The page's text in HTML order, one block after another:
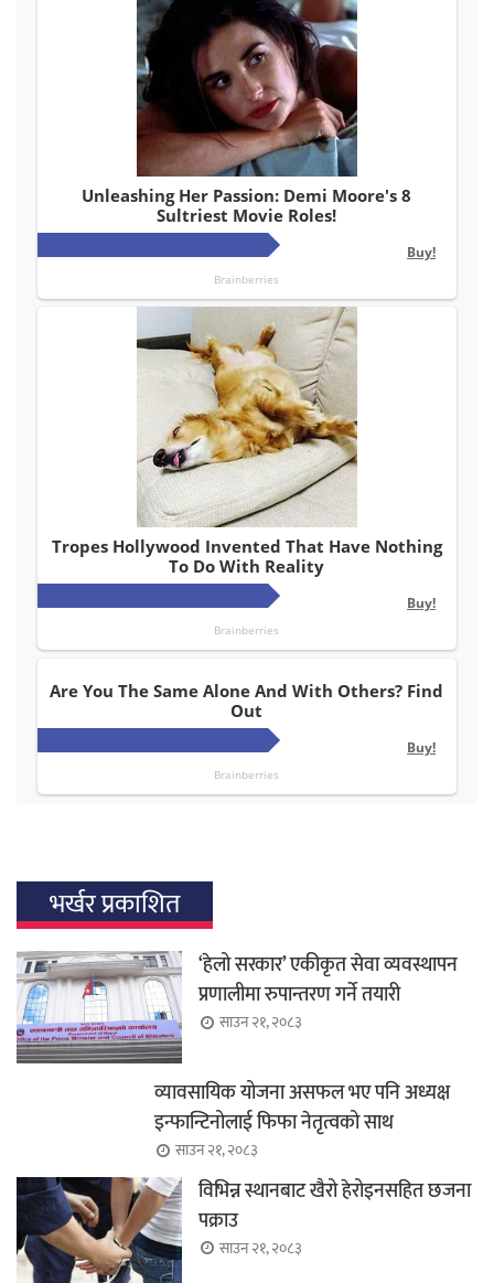
भर्खर प्रकाशित
‘हेलो सरकार’ एकीकृत सेवा व्यवस्थापन
प्रणालीमा रुपान्तरण गर्ने तयारी
साउन २१, २०८३
व्यावसायिक योजना असफल भए पनि अध्यक्ष
इन्फान्टिनोलाई फिफा नेतृत्वको साथ
साउन २१, २०८३
विभिन्न स्थानबाट खैरो हेरोइनसहित छजना
पक्राउ
साउन २१, २०८३